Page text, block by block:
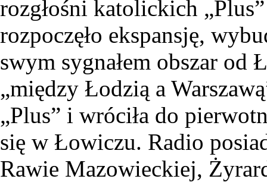
rozgłośni katolickich
rozpoczęło ekspansję,
swym sygnałem obszar od
„między Łodzią a
„Plus” i wróciła do
się w Łowiczu. Radio
Rawie Mazowieckiej,